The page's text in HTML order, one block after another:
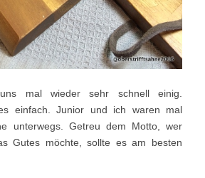
mal wieder sehr schnell einig.
einfach. Junior und ich waren mal
unterwegs. Getreu dem Motto, wer
Gutes möchte, sollte es am besten